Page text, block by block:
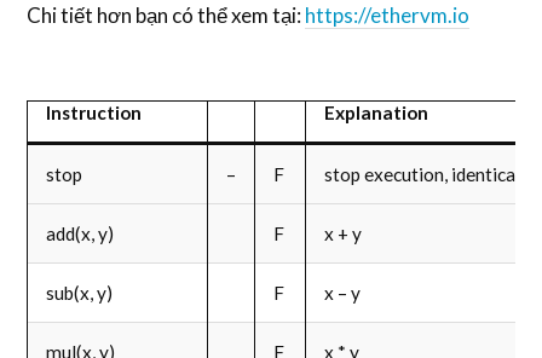
Chi tiết hơn bạn có thể xem tại:https://ethervm.io
Instruction Explanation
stop – F stop execution, identical
add(x, y) F x + y
sub(x, y) F x – y
mul(x, y) F x * y